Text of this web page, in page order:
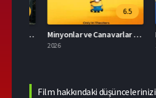
Minyonlar ve Canavarlar Full HD İzle
Film hakkındaki düşüncelerinizi